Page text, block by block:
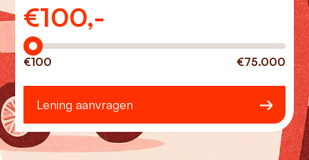
€100,-
Hoeveel wilt u lenen?
€100 €75.000
Lening aanvragen